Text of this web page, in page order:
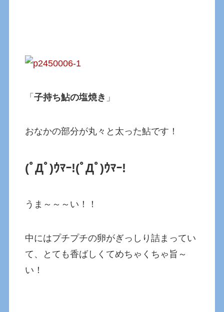
「子持ち鮎の塩焼き 」
おなかの部分が丸々と太った鮎です！
(ﾟДﾟ)ｳﾏｰ!(ﾟДﾟ)ｳﾏｰ!
うま～～～い！！
中にはプチプチの卵がぎっしり詰まってい
て、とても香ばしくてめちゃくちゃ旨～
い！